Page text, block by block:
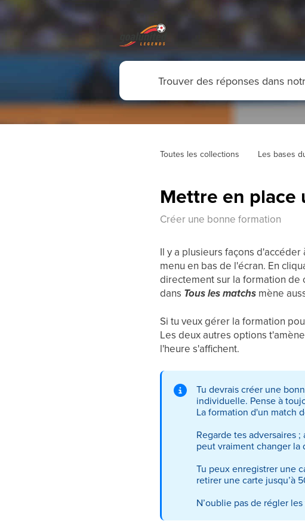
Toutes les collections Les bases
Mettre en place
Créer une bonne formation
Il y a plusieurs façons
menu en bas de l'écran. En
directement sur la formation de
dans Tous les matchs mène
Si tu veux gérer la formation
Les deux autres options
l'heure s'affichent.
Tu devrais créer une
individuelle. Pense à
La formation d'un match
Regarde tes adversaires
peut vraiment changer la
Tu peux enregistrer une
retirer une carte jusqu’à
N’oublie pas de régler